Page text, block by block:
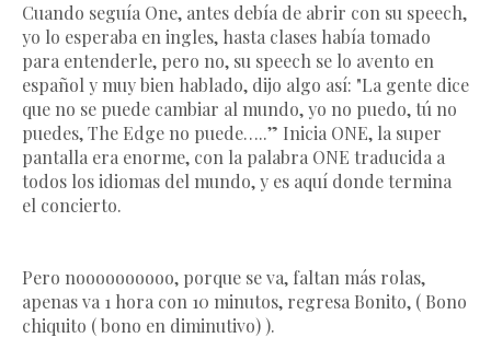
Cuando seguía One, antes debía de abrir con su speech,
yo lo esperaba en ingles, hasta clases había tomado
para entenderle, pero no, su speech se lo avento en
español y muy bien hablado, dijo algo así: "La gente dice
que no se puede cambiar al mundo, yo no puedo, tú no
puedes, The Edge no puede…..” Inicia ONE, la super
pantalla era enorme, con la palabra ONE traducida a
todos los idiomas del mundo, y es aquí donde termina
el concierto.
Pero noooooooooo, porque se va, faltan más rolas,
apenas va 1 hora con 10 minutos, regresa Bonito, ( Bono
chiquito ( bono en diminutivo) ).